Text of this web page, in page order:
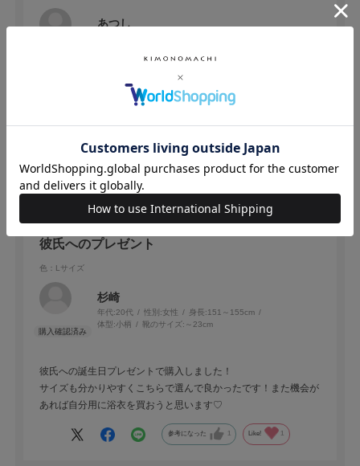
あつし
着心地、採寸、意匠どれも素晴らしく、良い買い物をしました。
参考になった 0
彼氏へのプレゼント
色：Lサイズ
杉崎
年代:20代 性別:女性 身長:151～155cm
体型:小柄 靴のサイズ: ～23cm
彼氏への誕生日プレゼントで購入しました！
サイズも分かりやすくこちらで選んで良かったです！また機会が
あれば自分用に浴衣を買おうと思います♡
参考になった 1 Like! 1